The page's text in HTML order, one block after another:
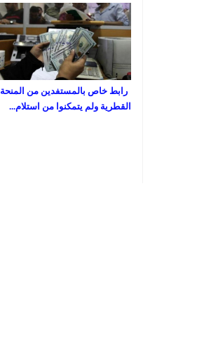
رابط خاص بالمستفدين من المنحة
القطرية ولم يتمكنوا من استلام...